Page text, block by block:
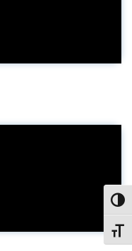
הפעל/כבה ניגודיות גבוהה
מתג גודל גופן